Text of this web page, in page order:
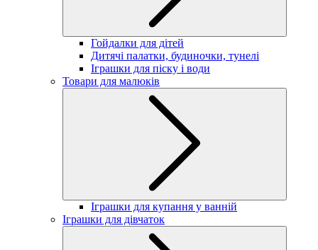
Гойдалки для дітей
Дитячі палатки, будиночки, тунелі
Іграшки для піску і води
Товари для малюків
Іграшки для купання у ванній
Іграшки для дівчаток